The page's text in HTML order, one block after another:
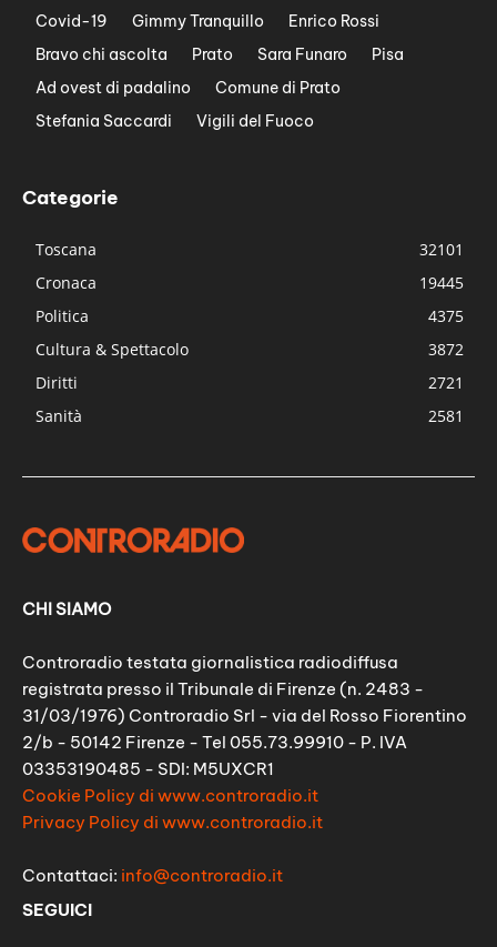
Covid-19
Gimmy Tranquillo
Enrico Rossi
Bravo chi ascolta
Prato Sara Funaro
Pisa
Ad ovest di padalino
Comune di Prato
Stefania Saccardi
Vigili del Fuoco
Categorie
Toscana
32101
Cronaca
19445
Politica
4375
Cultura & Spettacolo
3872
Diritti
2721
Sanità
2581
CHI SIAMO
Controradio testata giornalistica radiodiffusa
registrata presso il Tribunale di Firenze (n. 2483 -
31/03/1976) Controradio Srl - via del Rosso Fiorentino
2/b - 50142 Firenze - Tel 055.73.99910 - P. IVA
03353190485 - SDI: M5UXCR1
Cookie Policy di www.controradio.it
Privacy Policy di www.controradio.it
Contattaci: info@controradio.it
SEGUICI